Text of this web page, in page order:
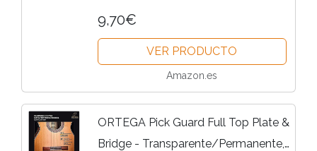
9,70€
VER PRODUCTO
Amazon.es
ORTEGA Pick Guard Full Top Plate &
Bridge - Transparente/Permanente,